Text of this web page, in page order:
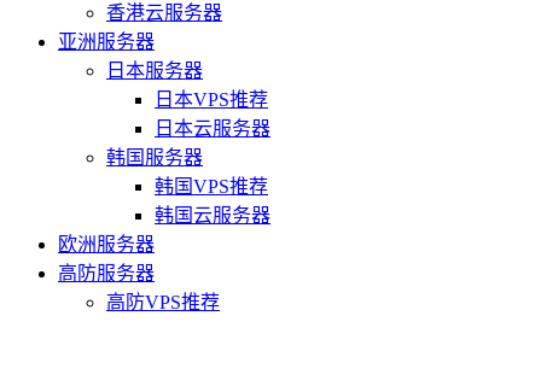
香港云服务器
亚洲服务器
日本服务器
日本VPS推荐
日本云服务器
韩国服务器
韩国VPS推荐
韩国云服务器
欧洲服务器
高防服务器
高防VPS推荐